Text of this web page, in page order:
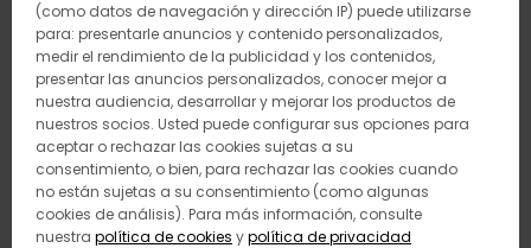
(como datos de navegación y dirección IP) puede utilizarse
para: presentarle anuncios y contenido personalizados,
medir el rendimiento de la publicidad y los contenidos,
presentar las anuncios personalizados, conocer mejor a
nuestra audiencia, desarrollar y mejorar los productos de
nuestros socios. Usted puede configurar sus opciones para
aceptar o rechazar las cookies sujetas a su
consentimiento, o bien, para rechazar las cookies cuando
no están sujetas a su consentimiento (como algunas
cookies de análisis). Para más información, consulte
nuestra política de cookies ypolítica de privacidad